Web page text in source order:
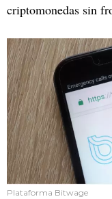
criptomonedas sin
Plataforma Bitwage